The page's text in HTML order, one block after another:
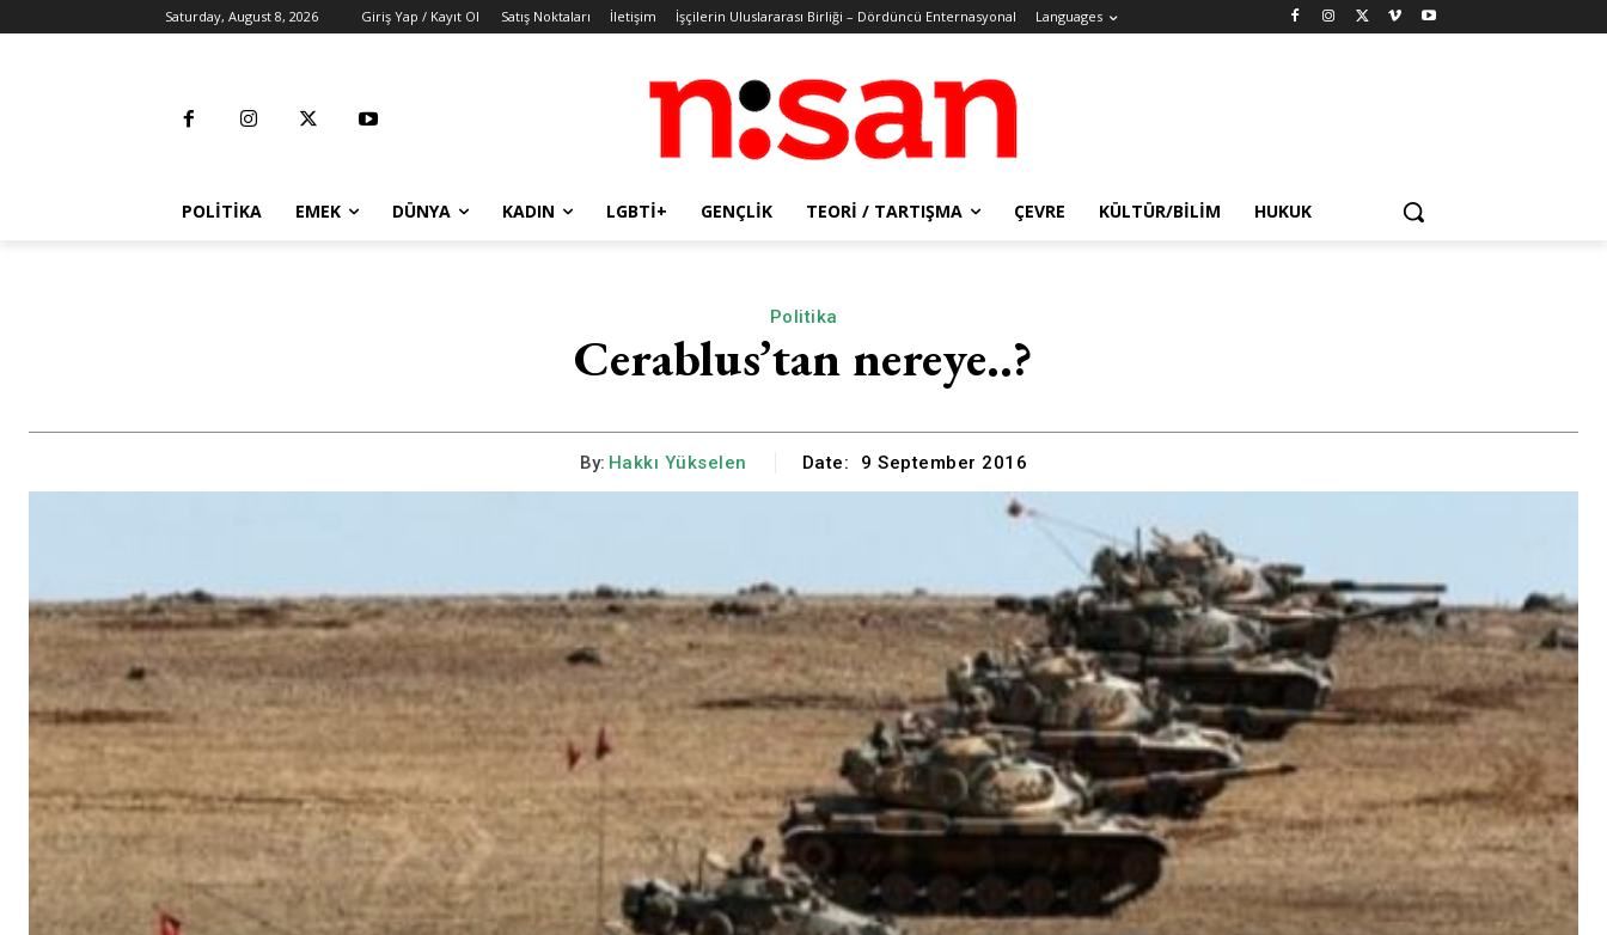
Saturday, August 8, 2026 Giriş Yap / Kayıt Ol Satış Noktaları İletişim İşçilerin Uluslararası Birliği – Dördüncü Enternasyonal Languages
POLITIKA EMEK DÜNYA KADIN LGBTİ+ GENÇLIK TEORI / TARTIŞMA ÇEVRE KÜLTÜR/BILIM HUKUK
Politika
Cerablus’tan nereye..?
By: Hakkı Yükselen Date: 9 September 2016